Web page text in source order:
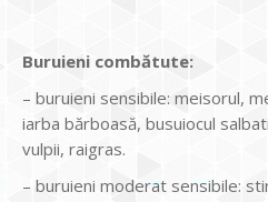
Buruieni combătute:
– buruieni sensibile: meisorul,
iarba bărboasă, busuiocul
vulpii, raigras.
– buruieni moderat sensibile: